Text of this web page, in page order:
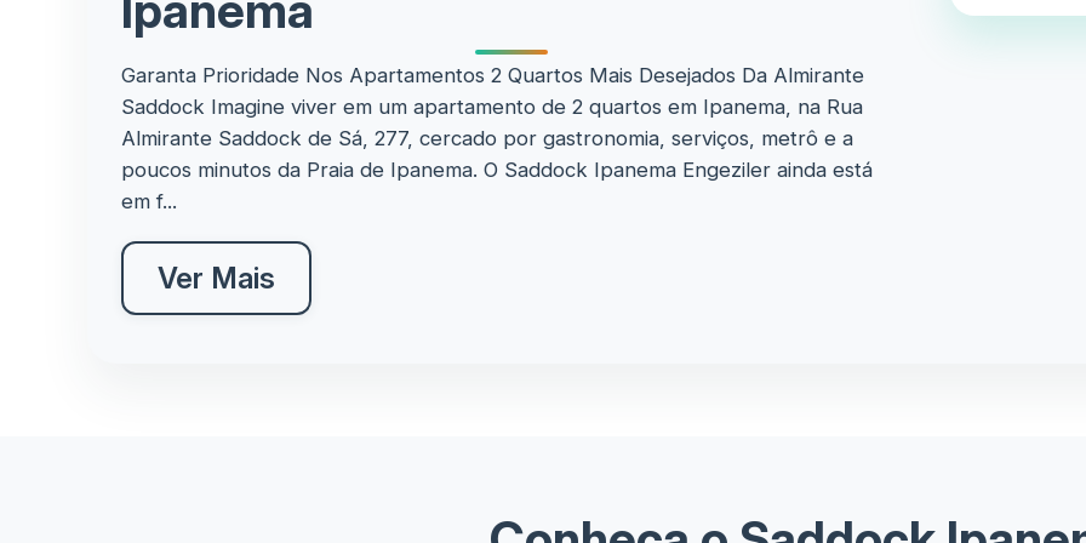
Garanta Prioridade Nos Apartamentos 2 Quartos Mais Desejados Da Almirante
Saddock Imagine viver em um apartamento de 2 quartos em Ipanema, na Rua
Almirante Saddock de Sá, 277, cercado por gastronomia, serviços, metrô e a
poucos minutos da Praia de Ipanema. O Saddock Ipanema Engeziler ainda está
em f...
Ver Mais